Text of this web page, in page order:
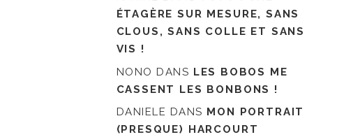
ÉTAGÈRE SUR MESURE, SANS
CLOUS, SANS COLLE ET SANS
VIS !
NONO DANS LES BOBOS ME
CASSENT LES BONBONS !
DANIELE DANS MON PORTRAIT
(PRESQUE) HARCOURT